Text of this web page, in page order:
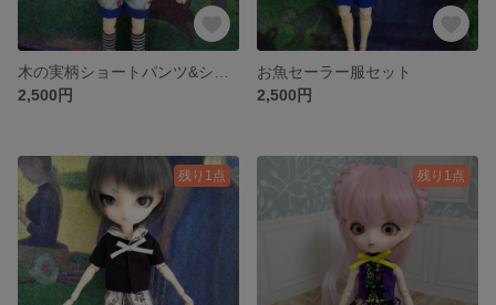
2,500円
お魚セーラー服セット
2,500円
残り1点 残り1点